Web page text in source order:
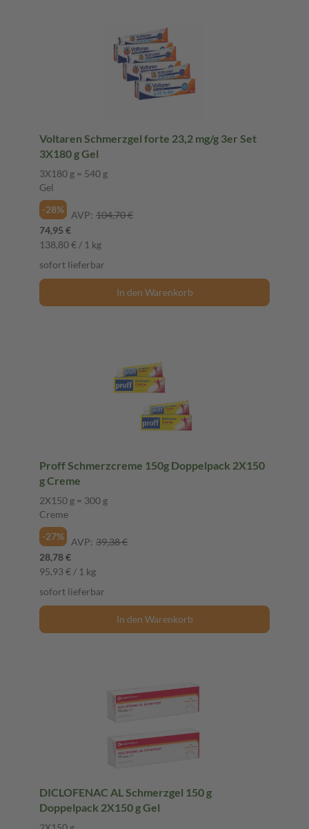
Voltaren Schmerzgel forte 23,2 mg/g 3er Set
3X180 g Gel
3X180 g = 540 g
Gel
-28%
AVP: 104,70 €
74,95 €
138,80 € / 1 kg
sofort lieferbar
In den Warenkorb
Proff Schmerzcreme 150g Doppelpack 2X150
g Creme
2X150 g = 300 g
Creme
-27%
AVP: 39,38 €
28,78 €
95,93 € / 1 kg
sofort lieferbar
In den Warenkorb
DICLOFENAC AL Schmerzgel 150 g
Doppelpack 2X150 g Gel